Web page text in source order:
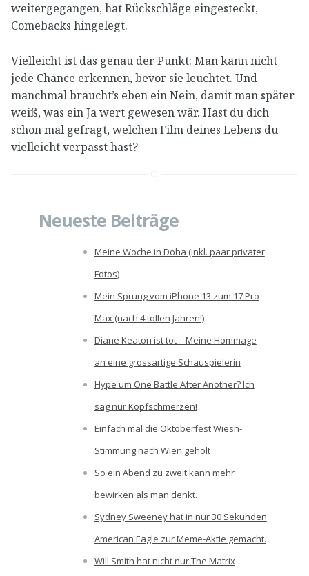
weitergegangen, hat Rückschläge eingesteckt,
Comebacks hingelegt.
Vielleicht ist das genau der Punkt: Man kann nicht
jede Chance erkennen, bevor sie leuchtet. Und
manchmal braucht’s eben ein Nein, damit man später
weiß, was ein Ja wert gewesen wär. Hast du dich
schon mal gefragt, welchen Film deines Lebens du
vielleicht verpasst hast?
Neueste Beiträge
Meine Woche in Doha (inkl. paar privater
Fotos)
Mein Sprung vom iPhone 13 zum 17 Pro
Max (nach 4 tollen Jahren!)
Diane Keaton ist tot – Meine Hommage
an eine grossartige Schauspielerin
Hype um One Battle After Another? Ich
sag nur Kopfschmerzen!
Einfach mal die Oktoberfest Wiesn-
Stimmung nach Wien geholt
So ein Abend zu zweit kann mehr
bewirken als man denkt.
Sydney Sweeney hat in nur 30 Sekunden
American Eagle zur Meme-Aktie gemacht.
Will Smith hat nicht nur The Matrix